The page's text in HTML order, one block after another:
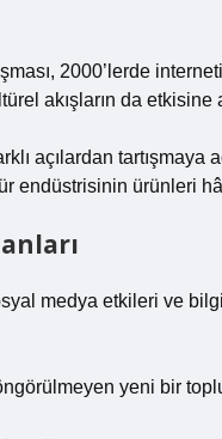
2000’lerde
akışların da etkisine
açılardan tartışmaya
endüstrisinin ürünleri
medya etkileri ve
yeni bir